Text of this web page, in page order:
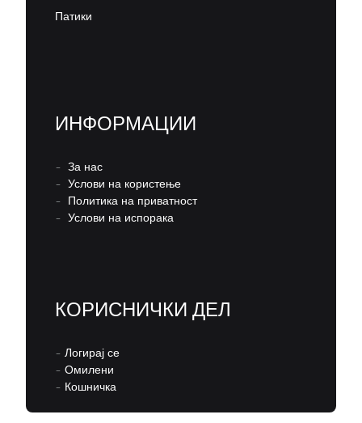
Патики
ИНФОРМАЦИИ
– За нас
– Услови на користење
– Политика на приватност
– Услови на испорака
КОРИСНИЧКИ ДЕЛ
– Логирај се
– Омилени
– Кошничка